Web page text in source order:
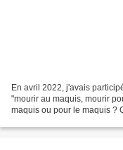
En avril 2022, j'avais
"mourir au maquis, mourir
maquis ou pour le maquis ?